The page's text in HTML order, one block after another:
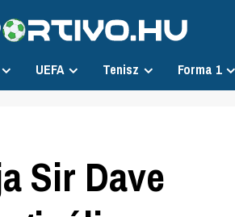
UEFA Tenisz Forma 1
Sir Dave